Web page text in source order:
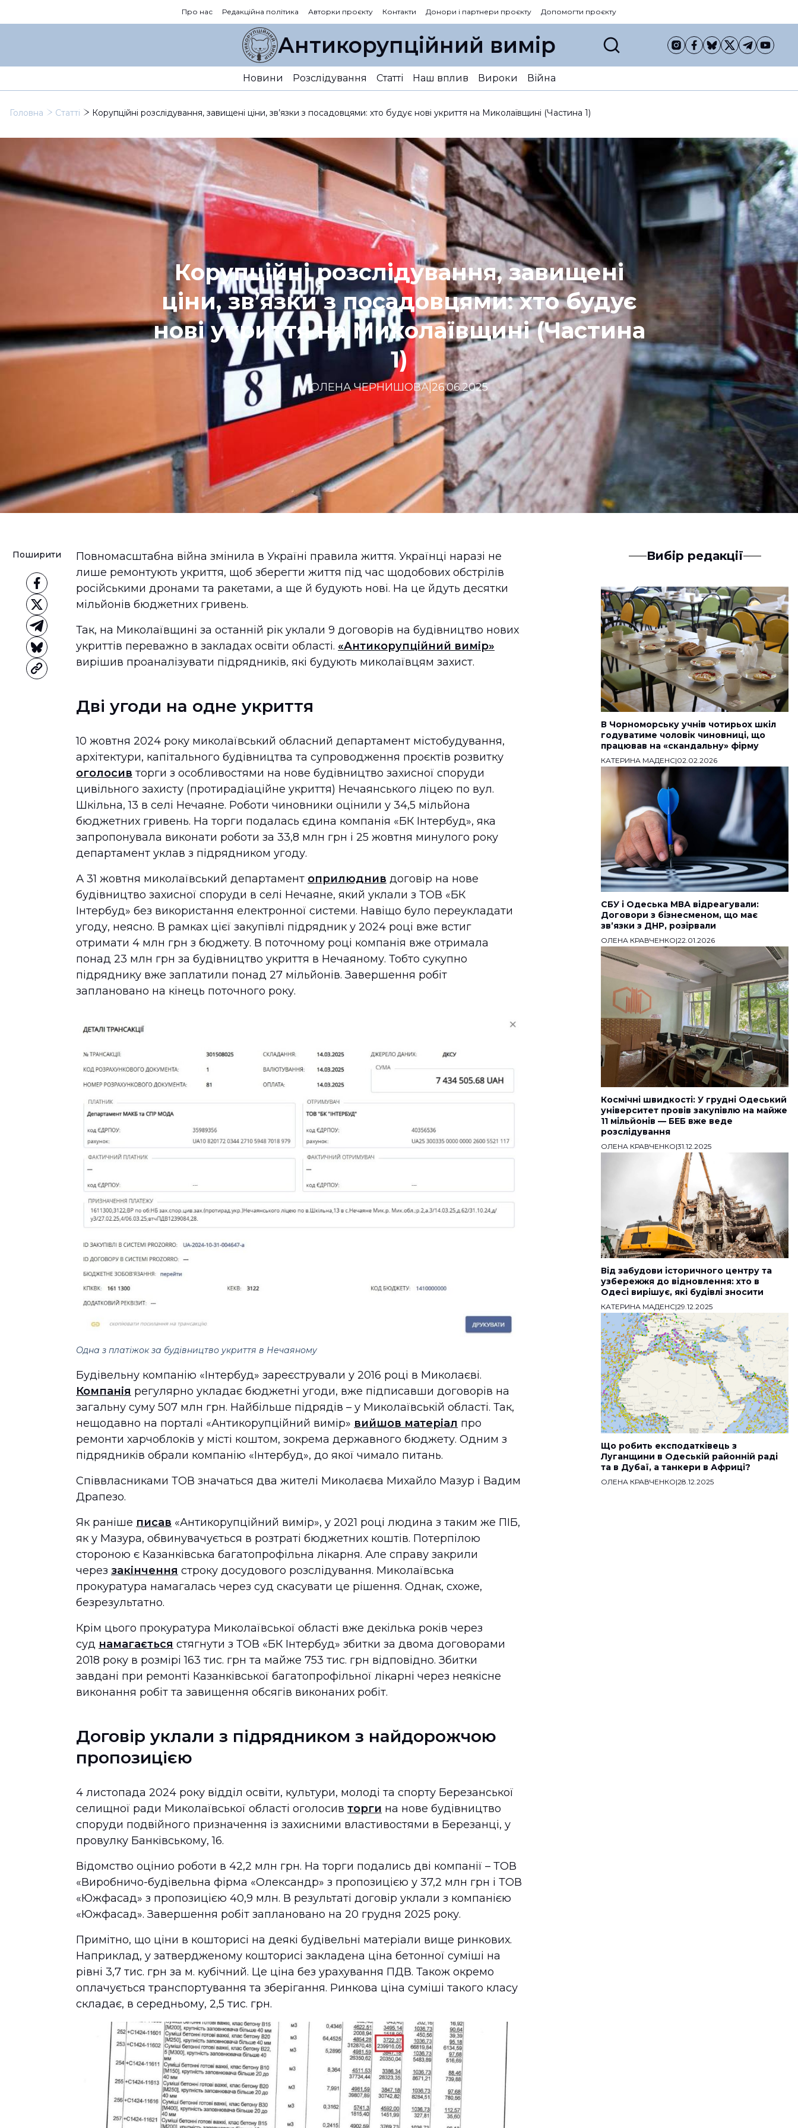
Про нас Редакційна політика Авторки проєкту Контакти Донори і партнери проєкту Допомогти проєкту
Антикорупційний вимір
Новини Розслідування Статті Наш вплив Вироки Війна
Головна Статті Корупційні розслідування, завищені ціни, зв’язки з посадовцями: хто будує нові укриття на Миколаївщині (Частина 1)
Корупційні розслідування, завищені
ціни, зв’язки з посадовцями: хто будує
нові укриття на Миколаївщині (Частина
1)
ОЛЕНА ЧЕРНИШОВА| 26.06.2025
Поширити
Повномасштабна війна змінила в Україні правила життя. Українці наразі не
лише ремонтують укриття, щоб зберегти життя під час щодобових обстрілів
російськими дронами та ракетами, а ще й будують нові. На це йдуть десятки
мільйонів бюджетних гривень.
Так, на Миколаївщині за останній рік уклали 9 договорів на будівництво нових
укриттів переважно в закладах освіти області. «Антикорупційний вимір»
вирішив проаналізувати підрядників, які будують миколаївцям захист.
Дві угоди на одне укриття
10 жовтня 2024 року миколаївський обласний департамент містобудування,
архітектури, капітального будівництва та супроводження проєктів розвитку
оголосив торги з особливостями на нове будівництво захисної споруди
цивільного захисту (протирадіаційне укриття) Нечаянського ліцею по вул.
Шкільна, 13 в селі Нечаяне. Роботи чиновники оцінили у 34,5 мільйона
бюджетних гривень. На торги подалась єдина компанія «БК Інтербуд», яка
запропонувала виконати роботи за 33,8 млн грн і 25 жовтня минулого року
департамент уклав з підрядником угоду.
А 31 жовтня миколаївський департамент оприлюднив договір на нове
будівництво захисної споруди в селі Нечаяне, який уклали з ТОВ «БК
Інтербуд» без використання електронної системи. Навіщо було переукладати
угоду, неясно. В рамках цієї закупівлі підрядник у 2024 році вже встиг
отримати 4 млн грн з бюджету. В поточному році компанія вже отримала
понад 23 млн грн за будівництво укриття в Нечаяному. Тобто сукупно
підряднику вже заплатили понад 27 мільйонів. Завершення робіт
заплановано на кінець поточного року.
Одна з платіжок за будівництво укриття в Нечаяному
Будівельну компанію «Інтербуд» зареєстрували у 2016 році в Миколаєві.
Компанія регулярно укладає бюджетні угоди, вже підписавши договорів на
загальну суму 507 млн грн. Найбільше підрядів – у Миколаївській області. Так,
нещодавно на порталі «Антикорупційний вимір» вийшов матеріал про
ремонти харчоблоків у місті коштом, зокрема державного бюджету. Одним з
підрядників обрали компанію «Інтербуд», до якої чимало питань.
Співвласниками ТОВ значаться два жителі Миколаєва Михайло Мазур і Вадим
Драпезо.
Як раніше писав «Антикорупційний вимір», у 2021 році людина з таким же ПІБ,
як у Мазура, обвинувачується в розтраті бюджетних коштів. Потерпілою
стороною є Казанківська багатопрофільна лікарня. Але справу закрили
через закінчення строку досудового розслідування. Миколаївська
прокуратура намагалась через суд скасувати це рішення. Однак, схоже,
безрезультатно.
Крім цього прокуратура Миколаївської області вже декілька років через
суд намагається стягнути з ТОВ «БК Інтербуд» збитки за двома договорами
2018 року в розмірі 163 тис. грн та майже 753 тис. грн відповідно. Збитки
завдані при ремонті Казанківської багатопрофільної лікарні через неякісне
виконання робіт та завищення обсягів виконаних робіт.
Договір уклали з підрядником з найдорожчою
пропозицією
4 листопада 2024 року відділ освіти, культури, молоді та спорту Березанської
селищної ради Миколаївської області оголосив торги на нове будівництво
споруди подвійного призначення із захисними властивостями в Березанці, у
провулку Банківському, 16.
Відомство оцінио роботи в 42,2 млн грн. На торги подались дві компанії – ТОВ
«Виробничо-будівельна фірма «Олександр» з пропозицією у 37,2 млн грн і ТОВ
«Южфасад» з пропозицією 40,9 млн. В результаті договір уклали з компанією
«Южфасад». Завершення робіт заплановано на 20 грудня 2025 року.
Примітно, що ціни в кошторисі на деякі будівельні матеріали вище ринкових.
Наприклад, у затвердженому кошторисі закладена ціна бетонної суміші на
рівні 3,7 тис. грн за м. кубічний. Це ціна без урахування ПДВ. Також окремо
оплачується транспортування та зберігання. Ринкова ціна суміші такого класу
складає, в середньому, 2,5 тис. грн.
Вибір редакції
В Чорноморську учнів чотирьох шкіл
годуватиме чоловік чиновниці, що
працював на «скандальну» фірму
КАТЕРИНА МАДЕНС|02.02.2026
СБУ і Одеська МВА відреагували:
Договори з бізнесменом, що має
звʼязки з ДНР, розірвали
ОЛЕНА КРАВЧЕНКО|22.01.2026
Космічні швидкості: У грудні Одеський
університет провів закупівлю на майже
11 мільйонів — БЕБ вже веде
розслідування
ОЛЕНА КРАВЧЕНКО|31.12.2025
Від забудови історичного центру та
узбережжя до відновлення: хто в
Одесі вирішує, які будівлі зносити
КАТЕРИНА МАДЕНС|29.12.2025
Що робить експодатківець з
Луганщини в Одеській районній раді
та в Дубаї, а танкери в Африці?
ОЛЕНА КРАВЧЕНКО|28.12.2025